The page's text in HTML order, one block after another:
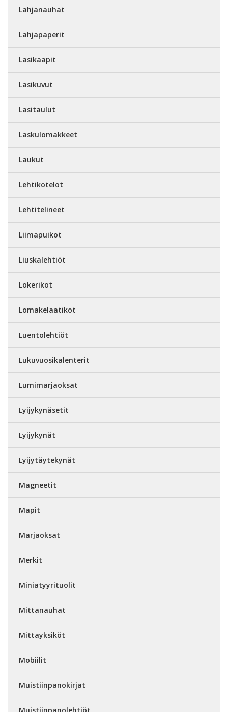
Lahjanauhat
Lahjapaperit
Lasikaapit
Lasikuvut
Lasitaulut
Laskulomakkeet
Laukut
Lehtikotelot
Lehtitelineet
Liimapuikot
Liuskalehtiöt
Lokerikot
Lomakelaatikot
Luentolehtiöt
Lukuvuosikalenterit
Lumimarjaoksat
Lyijykynäsetit
Lyijykynät
Lyijytäytekynät
Magneetit
Mapit
Marjaoksat
Merkit
Miniatyyrituolit
Mittanauhat
Mittayksiköt
Mobiilit
Muistiinpanokirjat